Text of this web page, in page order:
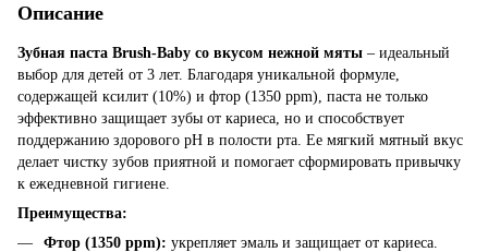
Описание
Зубная паста Brush-Baby со вкусом нежной мяты – идеальный
выбор для детей от 3 лет. Благодаря уникальной формуле,
содержащей ксилит (10%) и фтор (1350 ppm), паста не только
эффективно защищает зубы от кариеса, но и способствует
поддержанию здорового рН в полости рта. Ее мягкий мятный вкус
делает чистку зубов приятной и помогает сформировать привычку
к ежедневной гигиене.
Преимущества:
Фтор (1350 ppm): укрепляет эмаль и защищает от кариеса.